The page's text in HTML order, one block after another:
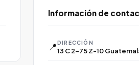
Información de
📍DIRECCIÓN
13 C 2-75 Z-10